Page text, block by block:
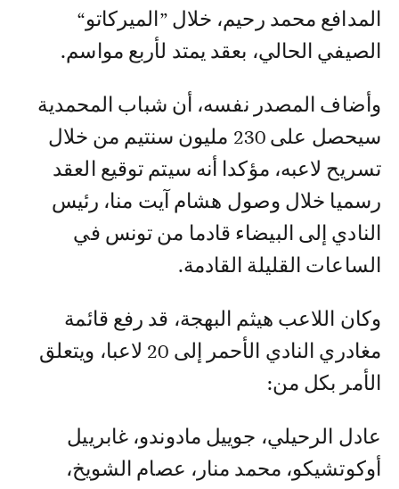
المدافع محمد رحيم، خلال ”الميركاتو“
الصيفي الحالي، بعقد يمتد لأربع مواسم.
وأضاف المصدر نفسه، أن شباب المحمدية
سيحصل على 230 مليون سنتيم من خلال
تسريح لاعبه، مؤكدا أنه سيتم توقيع العقد
رسميا خلال وصول هشام آيت منا، رئيس
النادي إلى البيضاء قادما من تونس في
الساعات القليلة القادمة.
وكان اللاعب هيثم البهجة، قد رفع قائمة
مغادري النادي الأحمر إلى 20 لاعبا، ويتعلق
الأمر بكل من:
عادل الرحيلي، جوييل مادوندو، غابرييل
أوكوتشيكو، محمد منار، عصام الشويخ،